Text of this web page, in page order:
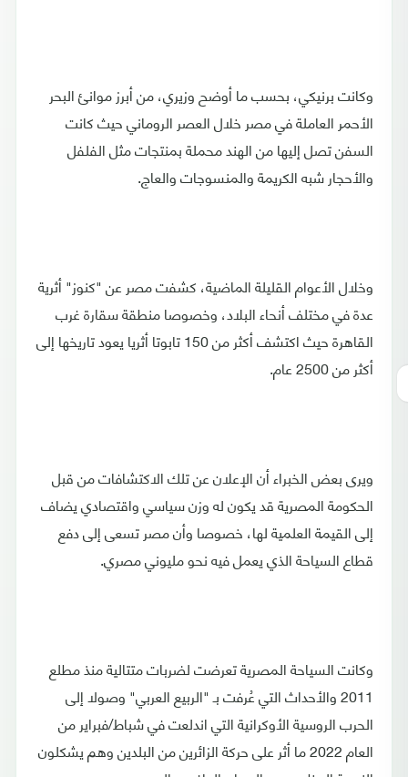
وكانت برنيكي، بحسب ما أوضح وزيري، من أبرز موانئ البحر
الأحمر العاملة في مصر خلال العصر الروماني حيث كانت
السفن تصل إليها من الهند محملة بمنتجات مثل الفلفل
والأحجار شبه الكريمة والمنسوجات والعاج.
وخلال الأعوام القليلة الماضية، كشفت مصر عن "كنوز" أثرية
عدة في مختلف أنحاء البلاد، وخصوصا منطقة سقارة غرب
القاهرة حيث اكتشف أكثر من 150 تابوتا أثريا يعود تاريخها إلى
أكثر من 2500 عام.
ويرى بعض الخبراء أن الإعلان عن تلك الاكتشافات من قبل
الحكومة المصرية قد يكون له وزن سياسي واقتصادي يضاف
إلى القيمة العلمية لها، خصوصا وأن مصر تسعى إلى دفع
قطاع السياحة الذي يعمل فيه نحو مليوني مصري.
وكانت السياحة المصرية تعرضت لضربات متتالية منذ مطلع
2011 والأحداث التي عُرفت بـ "الربيع العربي" وصولا إلى
الحرب الروسية الأوكرانية التي اندلعت في شباط/فبراير من
العام 2022 ما أثر على حركة الزائرين من البلدين وهم يشكلون